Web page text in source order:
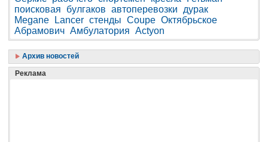
поисковая
булгаков автоперевозки
дурак
Megane
Lancer стенды Coupe Октябрьское
Абрамович Амбулатория Actyon
Архив новостей
Реклама